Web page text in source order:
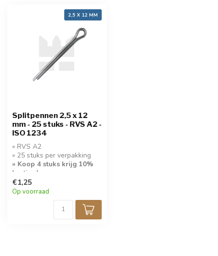
2,5 X 12 MM
Splitpennen 2,5 x 12
mm - 25 stuks - RVS A2 -
ISO 1234
» RVS A2
» 25 stuks per verpakking
» Koop 4 stuks krijg 10%
korting!
€1,25
Op voorraad